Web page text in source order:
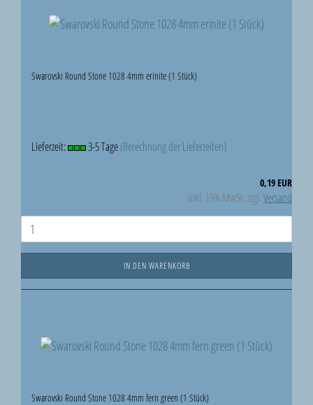
Swarovski Round Stone 1028 4mm erinite (1 Stück)
Lieferzeit: 3-5 Tage(Berechnung der Lieferzeiten)
0,19 EUR
inkl. 19% MwSt. zzgl.Versand
IN DEN WARENKORB
Swarovski Round Stone 1028 4mm fern green (1 Stück)